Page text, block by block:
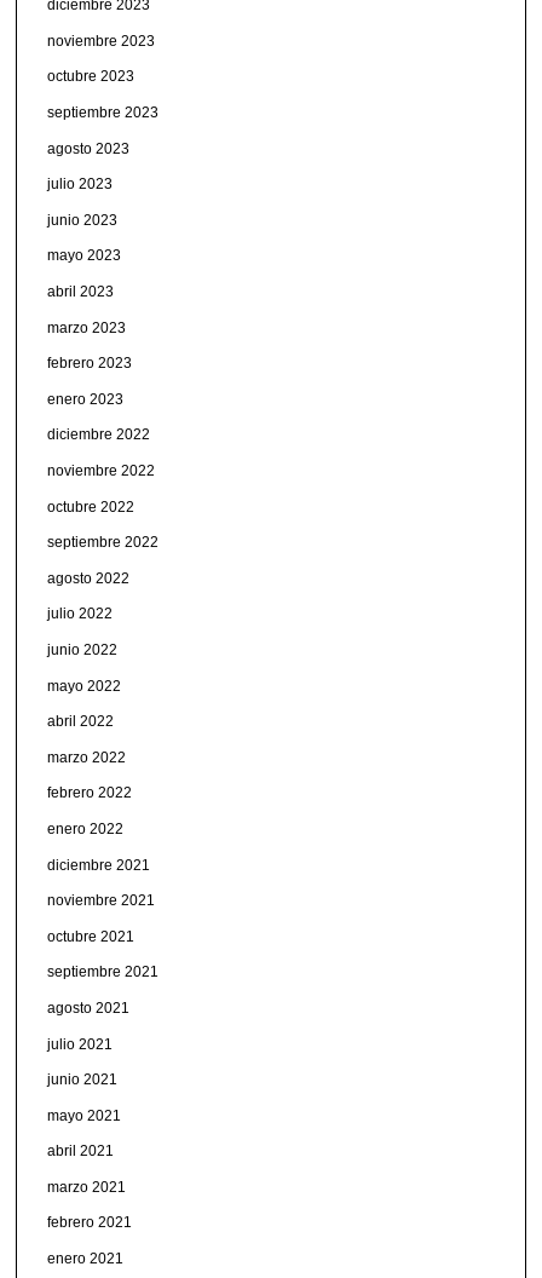
diciembre 2023
noviembre 2023
octubre 2023
septiembre 2023
agosto 2023
julio 2023
junio 2023
mayo 2023
abril 2023
marzo 2023
febrero 2023
enero 2023
diciembre 2022
noviembre 2022
octubre 2022
septiembre 2022
agosto 2022
julio 2022
junio 2022
mayo 2022
abril 2022
marzo 2022
febrero 2022
enero 2022
diciembre 2021
noviembre 2021
octubre 2021
septiembre 2021
agosto 2021
julio 2021
junio 2021
mayo 2021
abril 2021
marzo 2021
febrero 2021
enero 2021